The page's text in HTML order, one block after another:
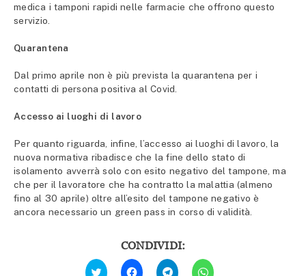
medica i tamponi rapidi nelle farmacie che offrono questo
servizio.
Quarantena
Dal primo aprile non è più prevista la quarantena per i
contatti di persona positiva al Covid.
Accesso ai luoghi di lavoro
Per quanto riguarda, infine, l’accesso ai luoghi di lavoro, la
nuova normativa ribadisce che la fine dello stato di
isolamento avverrà solo con esito negativo del tampone, ma
che per il lavoratore che ha contratto la malattia (almeno
fino al 30 aprile) oltre all’esito del tampone negativo è
ancora necessario un green pass in corso di validità.
CONDIVIDI:
Fai
clic
Fai
clic
Fai
clic
Fai
clic